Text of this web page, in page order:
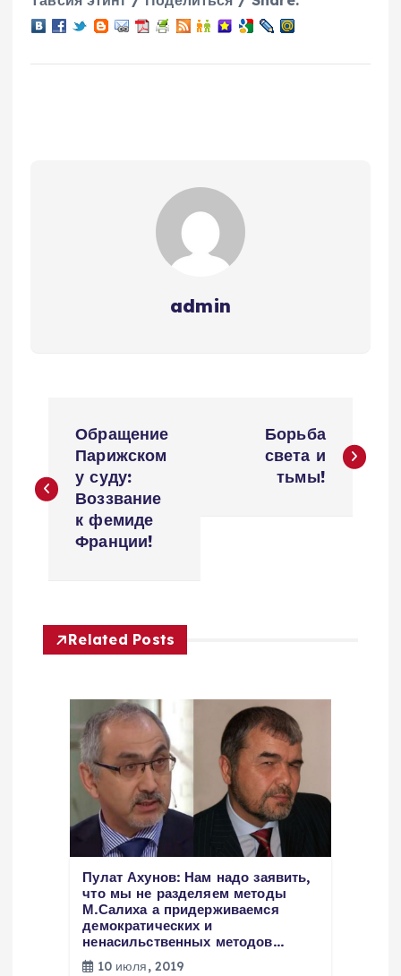
admin
в
а
Обращение
Парижском
у суду:
Воззвание
к фемиде
Франции!
Борьба
света и
тьмы!
Related Posts
Пулат Ахунов: Нам надо заявить,
что мы не разделяем методы
М.Салиха а придерживаемся
демократических и
ненасильственных методов…
10 июля, 2019